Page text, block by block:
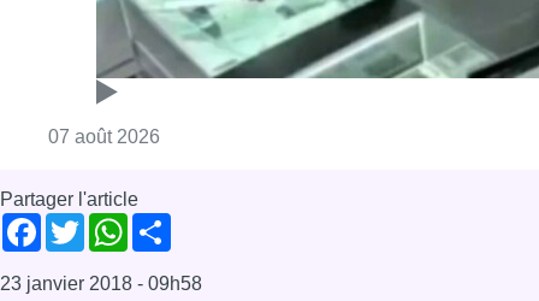
07 août 2026
Partager l'article
Facebook
TwitterWhatsApp
23 janvier 2018 - 09h58